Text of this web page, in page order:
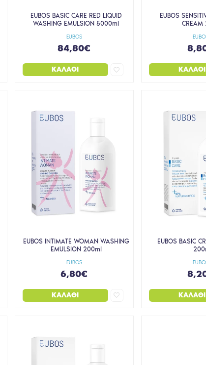
EUBOS
EUBOS BASIC CARE RED LIQUID
WASHING EMULSION 5000ml
84,80€
ΚΑΛΆΘΙ
EUBOS
CREAM
ΚΑΛΆΘΙ
EUBOS
EUBOS INTIMATE WOMAN WASHING
EMULSION 200ml
6,80€
ΚΑΛΆΘΙ
EUBOS BASIC
ΚΑΛΆΘΙ